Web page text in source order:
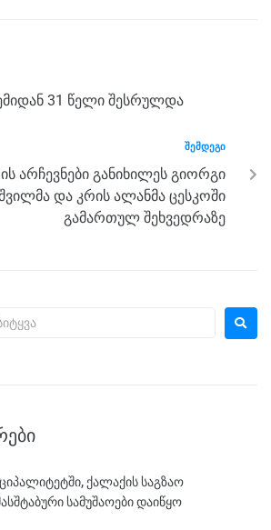
m p
31 წელი შესრულდა
ᲨᲔᲛᲓᲔᲒᲘ
არჩევნები განიხილეს გიორგი
და კრის ალანმა ცესკოში
გამართულ შეხვედრაზე
ქალაქის საგზაო
სამუშაოები დაიწყო